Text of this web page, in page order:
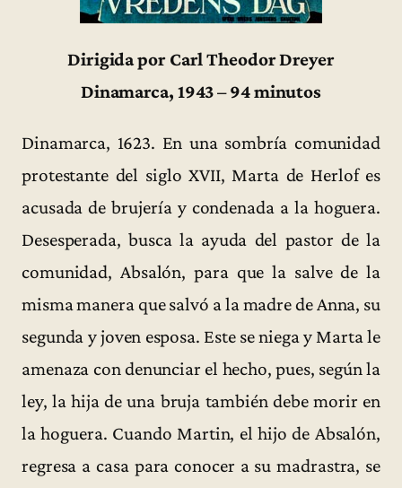
Dirigida por Carl Theodor Dreyer
Dinamarca, 1943 – 94 minutos
Dinamarca, 1623. En una sombría comunidad
protestante del siglo XVII, Marta de Herlof es
acusada de brujería y condenada a la hoguera.
Desesperada, busca la ayuda del pastor de la
comunidad, Absalón, para que la salve de la
misma manera que salvó a la madre de Anna, su
segunda y joven esposa. Este se niega y Marta le
amenaza con denunciar el hecho, pues, según la
ley, la hija de una bruja también debe morir en
la hoguera. Cuando Martin, el hijo de Absalón,
regresa a casa para conocer a su madrastra, se